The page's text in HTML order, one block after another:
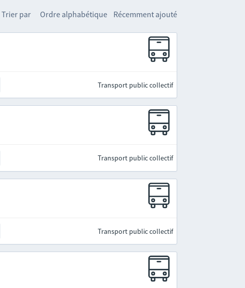
Trier par Ordre alphabétique Récemment ajouté
Transport public collectif
Transport public collectif
Transport public collectif